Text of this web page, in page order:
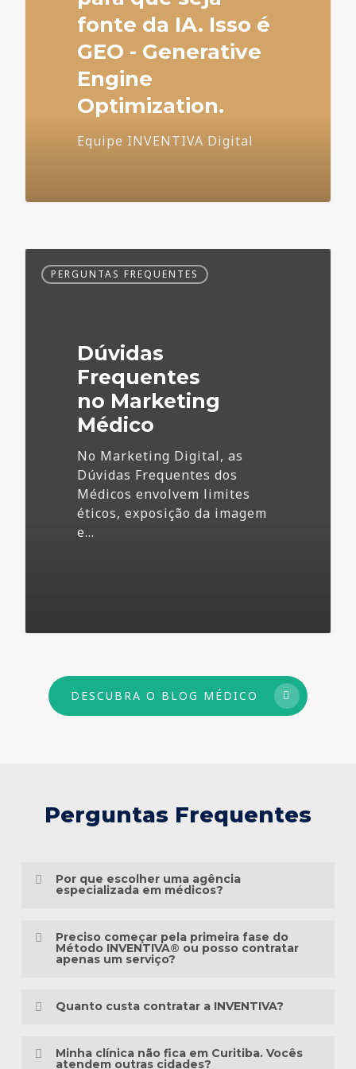
fonte da IA. Isso é
GEO - Generative
Engine
Optimization.
Equipe INVENTIVA Digital
Frequentes
PERGUNTAS FREQUENTES
Dúvidas
Frequentes
no Marketing
Médico
No Marketing Digital, as
Dúvidas Frequentes dos
Médicos envolvem limites
éticos, exposição da imagem
e…
DESCUBRA O BLOG MÉDICO
Perguntas Frequentes
Por que escolher uma agência
especializada em médicos?
mais do que conhecimento em publicidade.
paciente, as particularidades das
como as pessoas pesquisam sintomas,
Preciso começar pela primeira fase do
Método INVENTIVA® ou posso contratar
apenas um serviço?
diferente da sua presença digital. Algumas
Quanto custa contratar a INVENTIVA?
padronizados, porque cada clínica possui
Minha clínica não fica em Curitiba. Vocês
atendem outras cidades?